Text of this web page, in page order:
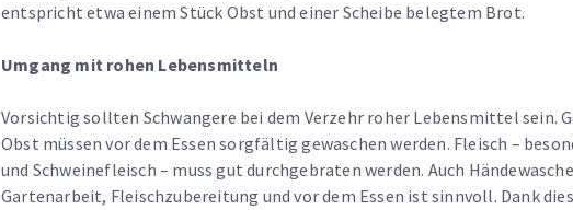
entspricht etwa einem Stück Obst und einer Scheibe belegtem Brot.
Umgang mit rohen Lebensmitteln
Vorsichtig sollten Schwangere bei dem Verzehr roher Lebensmittel sein.
Obst müssen vor dem Essen sorgfältig gewaschen werden. Fleisch –
und Schweinefleisch – muss gut durchgebraten werden. Auch
Gartenarbeit, Fleischzubereitung und vor dem Essen ist sinnvoll. Dank